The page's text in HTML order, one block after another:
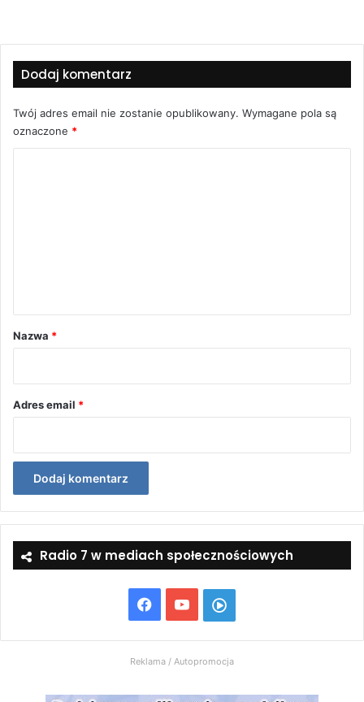
Dodaj komentarz
Twój adres email nie zostanie opublikowany. Wymagane pola są
oznaczone *
rNazwa *
Adres email *
Radio 7 w mediach społecznościowych
Facebook
YouTubeWłącz
Radio
7
Reklama / Autopromocja